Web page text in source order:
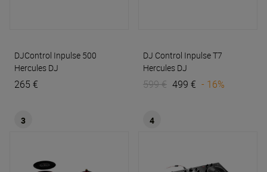
DJControl Inpulse 500
Hercules DJ
265 €
DJ Control Inpulse T7
Hercules DJ
599 € 499 € - 16%
3 4